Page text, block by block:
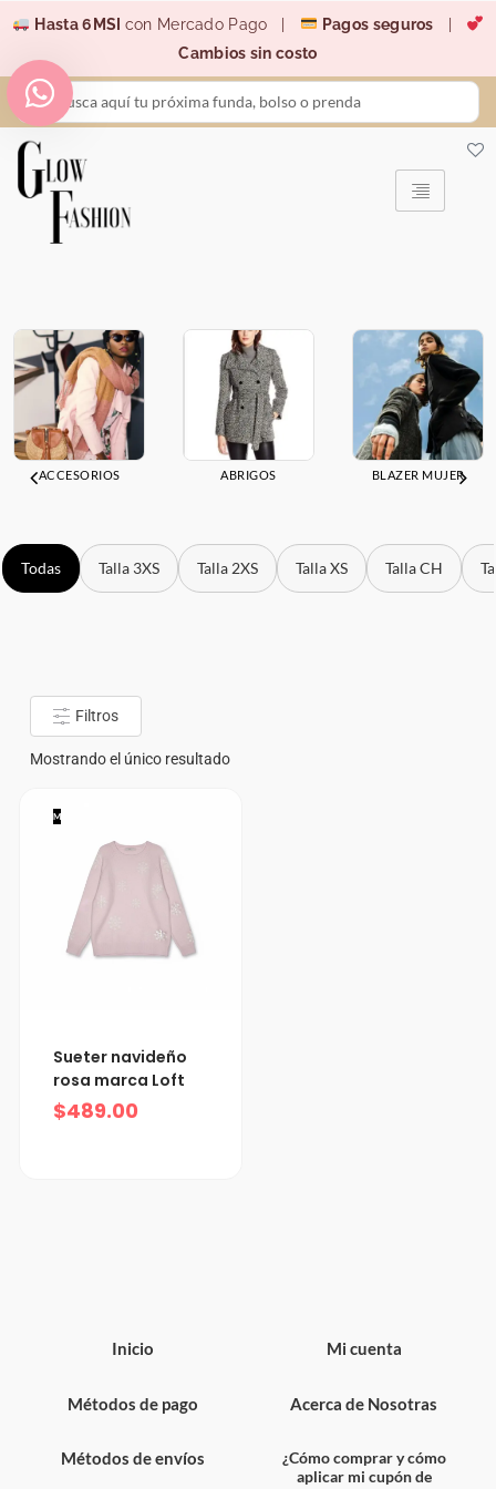
contenido
Hasta 6MSI con Mercado Pago | Pagos seguros
Cambios sin costo
Search
...
ACCESORIOS ABRIGOS BLAZER MUJER
Todas Talla 3XS Talla 2XS Talla XS Talla CH
Filtros
Mostrando el único resultado
M
Sueter navideño
rosa marca Loft
$489.00
Inicio
Métodos de pago
Métodos de envíos
Mi cuenta
Acerca de Nosotras
¿Cómo comprar y cómo
aplicar mi cupón de